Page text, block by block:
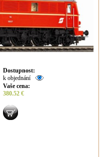
Dostupnost:
k objednání
Vaše cena:
380.52 €